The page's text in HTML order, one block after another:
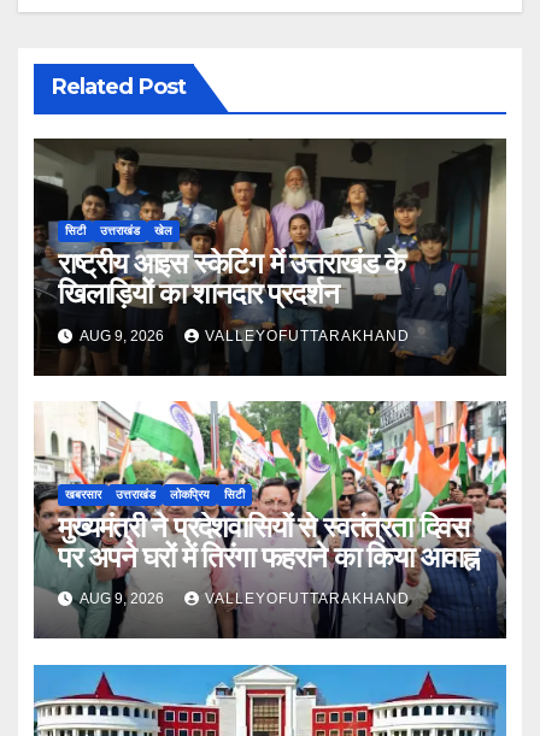
Related Post
सिटी उत्तराखंड खेल
राष्ट्रीय आइस स्केटिंग में उत्तराखंड के
खिलाड़ियों का शानदार प्रदर्शन
AUG 9, 2026 VALLEYOFUTTARAKHAND
खबरसार उत्तराखंड लोकप्रिय सिटी
मुख्यमंत्री ने प्रदेशवासियों से स्वतंत्रता दिवस
पर अपने घरों में तिरंगा फहराने का किया आवाह्न
AUG 9, 2026 VALLEYOFUTTARAKHAND